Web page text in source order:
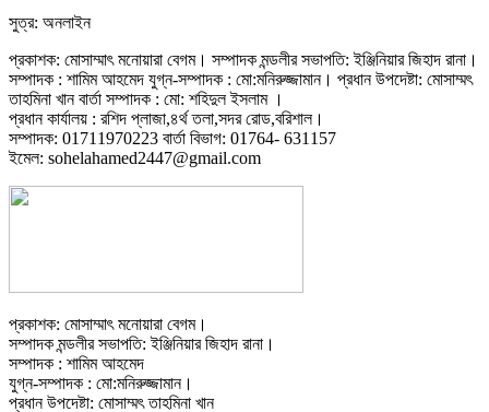
সুত্র: অনলাইন
প্রকাশক: মোসাম্মাৎ মনোয়ারা বেগম। সম্পাদক মন্ডলীর সভাপতি: ইঞ্জিনিয়ার জিহাদ রানা।
সম্পাদক : শামিম আহমেদ যুগ্ন-সম্পাদক : মো:মনিরুজ্জামান। প্রধান উপদেষ্টা: মোসাম্মৎ
তাহমিনা খান বার্তা সম্পাদক : মো: শহিদুল ইসলাম ।
প্রধান কার্যালয় : রশিদ প্লাজা,৪র্থ তলা,সদর রোড,বরিশাল।
সম্পাদক: 01711970223 বার্তা বিভাগ: 01764- 631157
ইমেল: sohelahamed2447@gmail.com
প্রকাশক: মোসাম্মাৎ মনোয়ারা বেগম।
সম্পাদক মন্ডলীর সভাপতি: ইঞ্জিনিয়ার জিহাদ রানা।
সম্পাদক : শামিম আহমেদ
যুগ্ন-সম্পাদক : মো:মনিরুজ্জামান।
প্রধান উপদেষ্টা: মোসাম্মৎ তাহমিনা খান